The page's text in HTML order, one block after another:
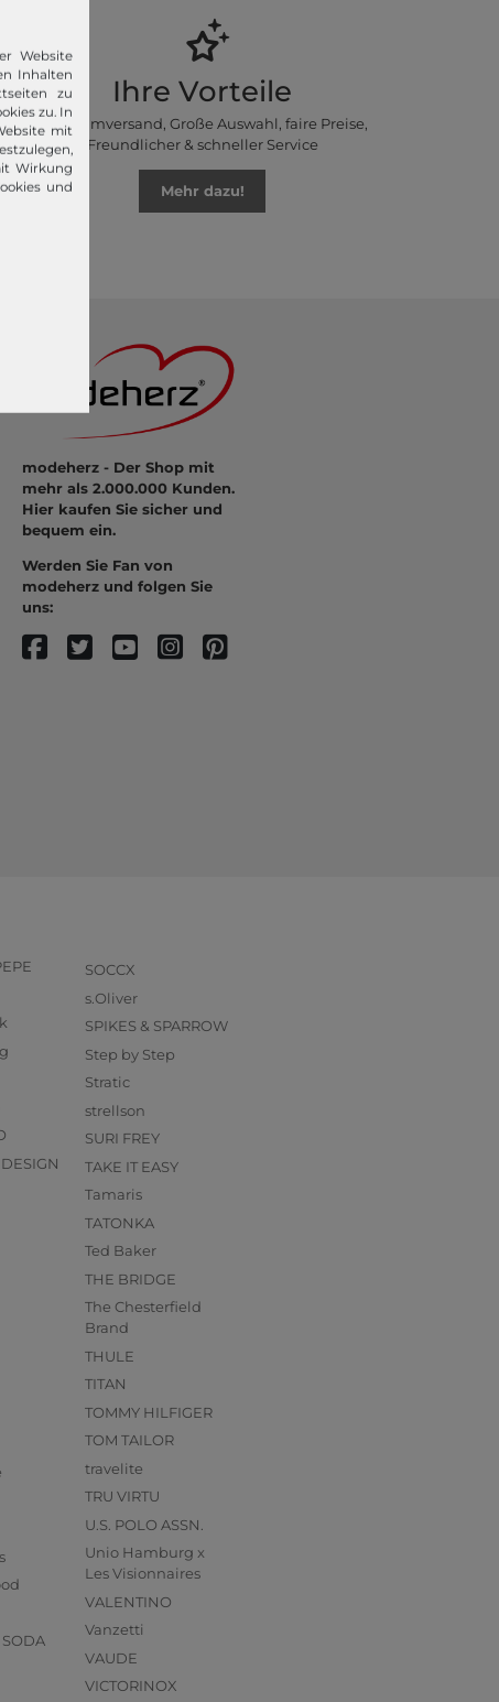
Ihre Vorteile
Premiumversand, Große Auswahl, faire Preise,
Freundlicher & schneller Service
Mehr dazu!
modeherz - Der Shop mit
mehr als 2.000.000 Kunden.
Hier kaufen Sie sicher und
bequem ein.
Werden Sie Fan von
modeherz und folgen Sie
uns:
SODA
SOCCX
s.Oliver
SPIKES & SPARROW
Step by Step
Stratic
strellson
SURI FREY
TAKE IT EASY
Tamaris
TATONKA
Ted Baker
THE BRIDGE
The Chesterfield
Brand
THULE
TITAN
TOMMY HILFIGER
TOM TAILOR
travelite
TRU VIRTU
U.S. POLO ASSN.
Unio Hamburg x
Les Visionnaires
VALENTINO
Vanzetti
VAUDE
VICTORINOX
Website
Inhalten
zu
zu. In
mit
Wirkung
und